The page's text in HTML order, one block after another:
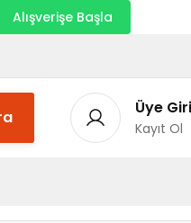
Alışverişe Başla
Üye
Kayıt Ol